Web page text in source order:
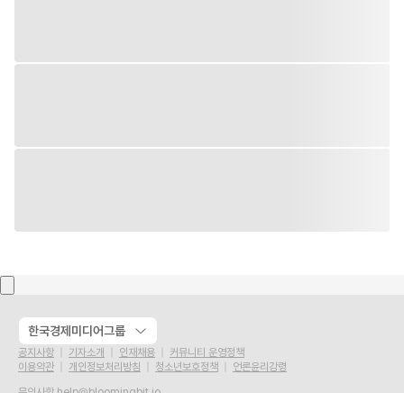
한국경제미디어그룹
공지사항 기자소개 인재채용
커뮤니티 운영정책
이용약관
개인정보처리방침 청소년보호정책
언론윤리강령